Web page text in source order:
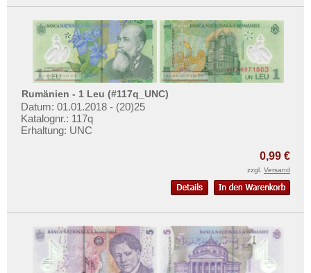
St. Lucia
St. Pierre & Miquelon
St. Vincent
Surinam
Trinidad und Tobago
Uruguay
Widerrufsbelehrung
Liefer- und Versandkosten
AGB
Impressum
Rumänien - 1 Leu (#117q_UNC)
Datum: 01.01.2018 - (20)25
Katalognr.: 117q
Erhaltung: UNC
0,99 €
zzgl. Versand